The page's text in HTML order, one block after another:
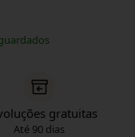
gratuitas
Até 90 dias